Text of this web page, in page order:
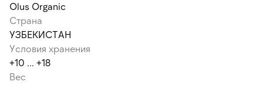
Olus Organic
Страна
УЗБЕКИСТАН
Условия хранения
+10 ... +18
Вес